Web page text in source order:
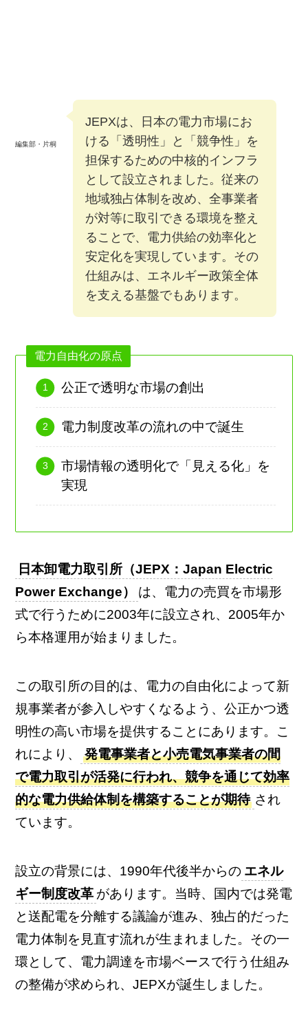
編集部・片桐
JEPXは、日本の電力市場にお
ける「透明性」と「競争性」を
担保するための中核的インフラ
として設立されました。従来の
地域独占体制を改め、全事業者
が対等に取引できる環境を整え
ることで、電力供給の効率化と
安定化を実現しています。その
仕組みは、エネルギー政策全体
を支える基盤でもあります。
電力自由化の原点
公正で透明な市場の創出
電力制度改革の流れの中で誕生
市場情報の透明化で「見える化」を
実現
日本卸電力取引所（JEPX：Japan Electric
Power Exchange）
は、電力の売買を市場形
式で行うために2003年に設立され、2005年か
ら本格運用が始まりました。
この取引所の目的は、電力の自由化によって新
規事業者が参入しやすくなるよう、公正かつ透
明性の高い市場を提供することにあります。こ
れにより、
発電事業者と小売電気事業者の間
で電力取引が活発に行われ、競争を通じて効率
的な電力供給体制を構築することが期待 され
ています。
設立の背景には、1990年代後半からの エネル
ギー制度改革 があります。当時、国内では発電
と送配電を分離する議論が進み、独占的だった
電力体制を見直す流れが生まれました。その一
環として、電力調達を市場ベースで行う仕組み
の整備が求められ、JEPXが誕生しました。